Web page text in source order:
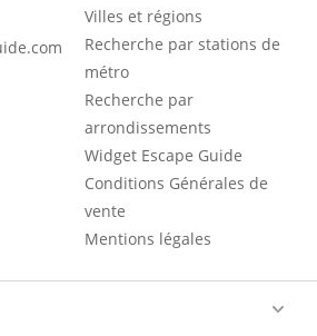
Villes et régions
Recherche par stations de
métro
Recherche par
arrondissements
Widget Escape Guide
Conditions Générales de
vente
Mentions légales